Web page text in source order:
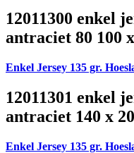
12011300 enkel
antraciet 80 100
Enkel Jersey 135 gr.
12011301 enkel
antraciet 140 x
Enkel Jersey 135 gr.